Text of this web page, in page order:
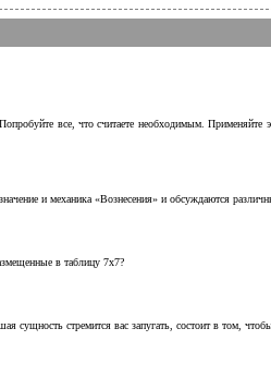
все, что считаете необходимым. Применяйте
и механика «Вознесения» и обсуждаются
в таблицу 7х7?
сущность стремится вас запугать, состоит в том,